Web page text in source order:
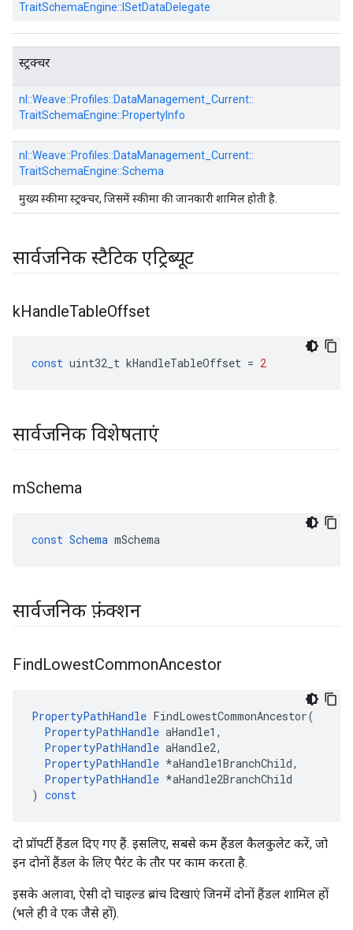
TraitSchemaEngine:: ISetDataDelegate
स्ट्रक्चर
nl::Weave::Profiles::DataManagement_Current::
TraitSchemaEngine::PropertyInfo
nl::Weave::Profiles::DataManagement_Current::
TraitSchemaEngine::Schema
मुख्य स्कीमा स्ट्रक्चर, जिसमें स्कीमा की जानकारी शामिल होती है.
सार्वजनिक स्टैटिक एट्रिब्यूट
kHandleTableOffset
const uint32_t kHandleTableOffset = 2
सार्वजनिक विशेषताएं
mSchema
const Schema mSchema
सार्वजनिक फ़ंक्शन
FindLowestCommonAncestor
PropertyPathHandle FindLowestCommonAncestor(
PropertyPathHandle aHandle1 ,
PropertyPathHandle aHandle2,
PropertyPathHandle *aHandle1BranchChild,
PropertyPathHandle *aHandle2BranchChild
) const
दो प्रॉपर्टी हैंडल दिए गए हैं. इसलिए, सबसे कम हैंडल कैलकुलेट करें, जो
इन दोनों हैंडल के लिए पैरंट के तौर पर काम करता है.
इसके अलावा, ऐसी दो चाइल्ड ब्रांच दिखाएं जिनमें दोनों हैंडल शामिल हों
(भले ही वे एक जैसे हों).